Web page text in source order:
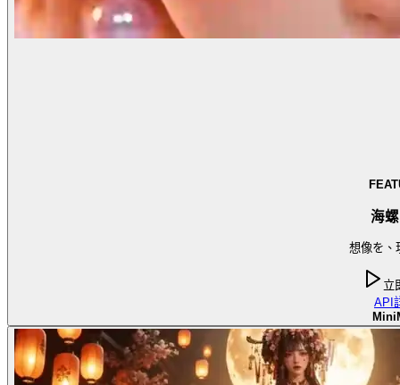
海
想像を、
立
API